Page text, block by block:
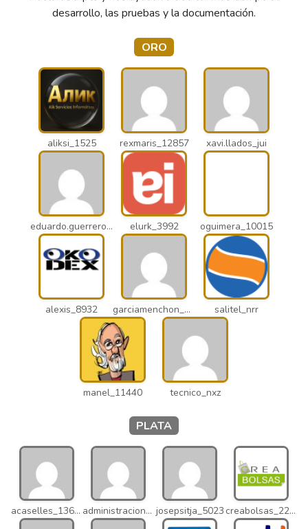
desarrollo, las pruebas y la documentación.
ORO
aliksi_1525 rexmaris_12857 xavi.llados_jui
eduardo.guerrero_pto elurk_3992 oguimera_10015
alexis_8932 garciamenchon_puz salitel_nrr
manel_11440 tecnico_nxz
PLATA
acaselles_13670 administracion_nhd josepsitja_5023 creabolsas_22110